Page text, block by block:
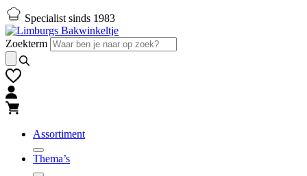
Naar
hoofd-
inhoud
gaan
Naar
footer
gaan
Specialist sinds 1983
Zoekterm
Assortiment
Thema’s